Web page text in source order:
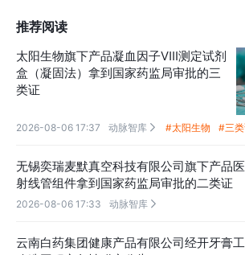
推荐阅读
太阳生物旗下产品凝血因子Ⅷ测定试剂
盒（凝固法）拿到国家药监局审批的三
类证
2026-08-06 17:37 动脉智库  #太阳生物 #三
无锡奕瑞麦默真空科技有限公司旗下产品
射线管组件拿到国家药监局审批的二类证
2026-08-06 17:33 动脉智库 
云南白药集团健康产品有限公司经开牙膏